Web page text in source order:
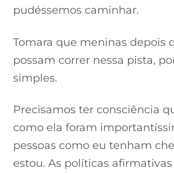
pudéssemos caminhar.
Tomara que meninas depois
possam correr nessa pista,
simples.
Precisamos ter consciência
como ela foram
pessoas como eu tenham
estou. As políticas